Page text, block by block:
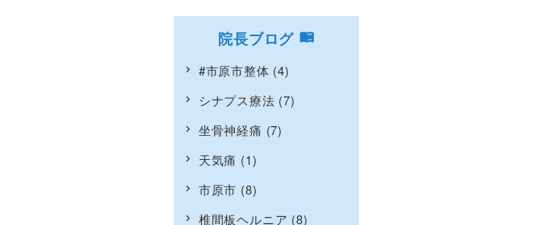
院長ブログ
#市原市整体 (4)
シナプス療法 (7)
坐骨神経痛 (7)
天気痛 (1)
市原市 (8)
椎間板ヘルニア (8)